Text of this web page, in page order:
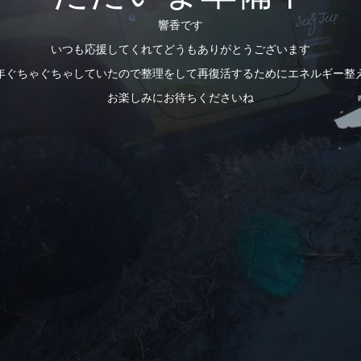
響香です
いつも応援してくれてどうもありがとうございます
ぐちゃぐちゃしていたので整理をして再復活するためにエネルギー整
お楽しみにお待ちくださいね